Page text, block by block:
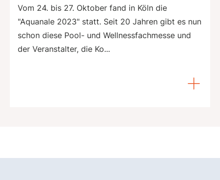
Vom 24. bis 27. Oktober fand in Köln die
"Aquanale 2023" statt. Seit 20 Jahren gibt es nun
schon diese Pool- und Wellnessfachmesse und
der Veranstalter, die Ko...